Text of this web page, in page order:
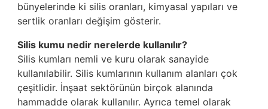
bünyelerinde ki silis oranları, kimyasal yapıları ve
sertlik oranları değişim gösterir.
Silis kumu nedir nerelerde kullanılır?
Silis kumları nemli ve kuru olarak sanayide
kullanılabilir. Silis kumlarının kullanım alanları çok
çeşitlidir. İnşaat sektörünün birçok alanında
hammadde olarak kullanılır. Ayrıca temel olarak